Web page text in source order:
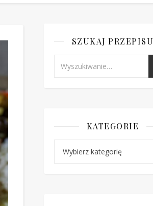
SZUKAJ PRZEPISU
KATEGORIE